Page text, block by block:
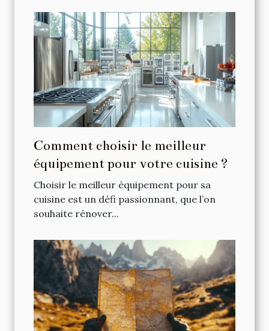
Comment choisir le meilleur
équipement pour votre cuisine ?
Choisir le meilleur équipement pour sa
cuisine est un défi passionnant, que l’on
souhaite rénover...